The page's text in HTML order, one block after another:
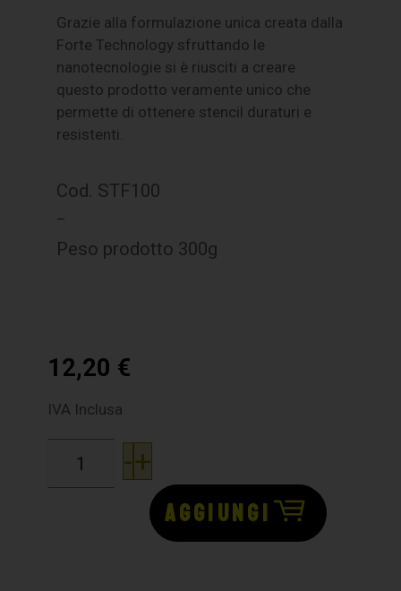
Grazie alla formulazione unica creata dalla
Forte Technology sfruttando le
nanotecnologie si è riusciti a creare
questo prodotto veramente unico che
permette di ottenere stencil duraturi e
resistenti.
Cod. STF100
–
Peso prodotto 300g
12,20 €
IVA Inclusa
-+
AGGIUNGI